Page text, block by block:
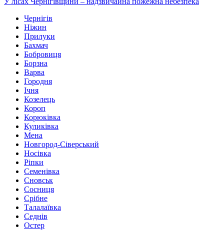
Чернігів
Ніжин
Прилуки
Бахмач
Бобровиця
Борзна
Варва
Городня
Ічня
Козелець
Короп
Корюківка
Куликівка
Мена
Новгород-Сіверський
Носівка
Ріпки
Семенівка
Сновськ
Сосниця
Срібне
Талалаївка
Седнів
Остер